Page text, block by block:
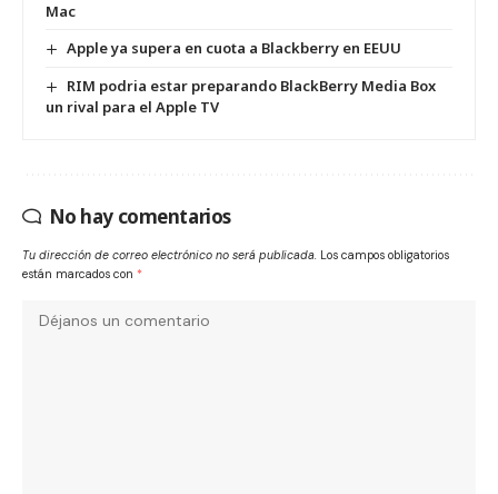
Mac
Apple ya supera en cuota a Blackberry en EEUU
RIM podria estar preparando BlackBerry Media Box
un rival para el Apple TV
No hay comentarios
Tu dirección de correo electrónico no será publicada. Los campos obligatorios
están marcados con *